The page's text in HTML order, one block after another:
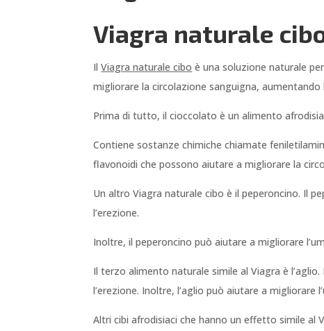
Viagra naturale
IlViagra naturale cibo è una soluzione naturale
migliorare la circolazione sanguigna,
Prima di tutto, il cioccolato è un alimento
Contiene sostanze chimiche chiamate
flavonoidi che possono aiutare a migliorare la
Un altro Viagra naturale cibo è il peperoncino. Il
l’erezione.
Inoltre, il peperoncino può aiutare a migliorare
Il terzo alimento naturale simile al Viagra è
l’erezione. Inoltre, l’aglio può aiutare a migliorare
Altri cibi afrodisiaci che hanno un effetto simile al